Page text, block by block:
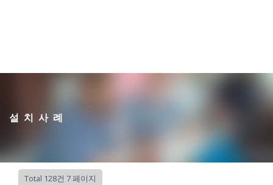
설치사례
Total 128건 7 페이지